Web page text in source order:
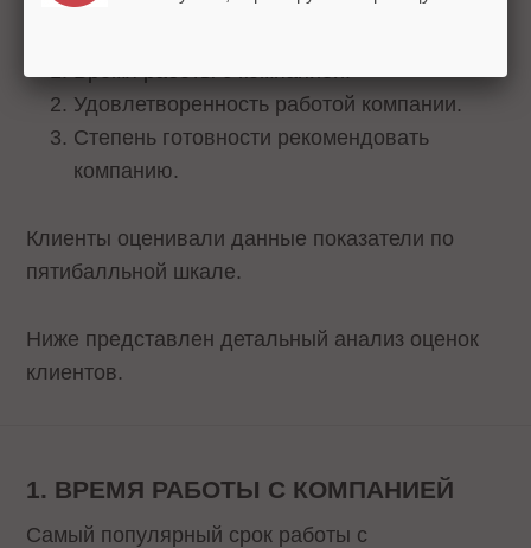
Время работы с компанией.
Удовлетворенность работой компании.
Степень готовности рекомендовать
компанию.
Клиенты оценивали данные показатели по
пятибалльной шкале.
Ниже представлен детальный анализ оценок
клиентов.
1. ВРЕМЯ РАБОТЫ С КОМПАНИЕЙ
Самый популярный срок работы с